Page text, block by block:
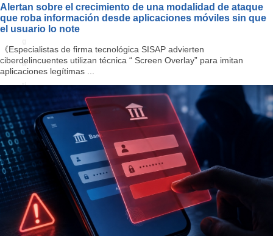
i
a
ti
o
n
Alertan sobre el crecimiento de una modalidad de ataque
que roba información desde aplicaciones móviles sin que
el usuario lo note
《Especialistas de firma tecnológica SISAP advierten
ciberdelincuentes utilizan técnica “ Screen Overlay” para imitan
aplicaciones legítimas ...